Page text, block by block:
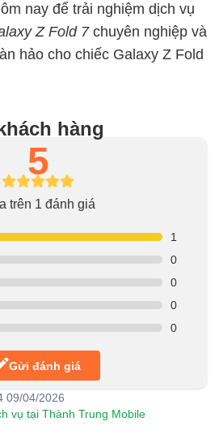
nay để trải nghiệm dịch vụ
Z Fold 7chuyên nghiệp và
hảo cho chiếc Galaxy Z Fold
hàng
5
trên 1 đánh giá
1
0
0
0
0
Gửi đánh giá
09/04/2026
vụ tại Thành Trung Mobile